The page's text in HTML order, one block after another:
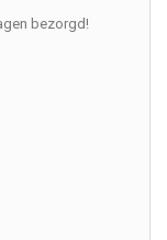
bezorgd!